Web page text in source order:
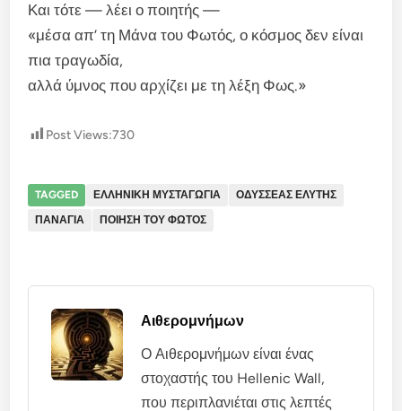
Και τότε — λέει ο ποιητής —
«μέσα απ’ τη Μάνα του Φωτός, ο κόσμος δεν είναι
πια τραγωδία,
αλλά ύμνος που αρχίζει με τη λέξη Φως.»
Post Views:730
TAGGED ΕΛΛΗΝΙΚΗ ΜΥΣΤΑΓΩΓΙΑ
ΟΔΥΣΣΕΑΣ ΕΛΥΤΗΣ
ΠΑΝΑΓΙΑ
ΠΟΙΗΣΗ ΤΟΥ ΦΩΤΟΣ
Αιθερομνήμων
Ο Αιθερομνήμων είναι ένας
στοχαστής του Hellenic Wall,
που περιπλανιέται στις λεπτές